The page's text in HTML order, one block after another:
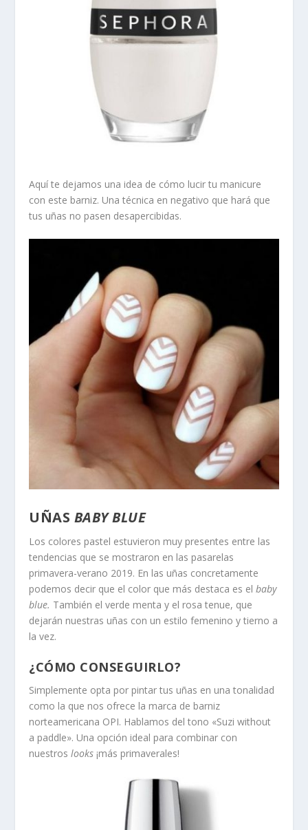
Aquí te dejamos una idea de cómo lucir tu manicure
con este barniz. Una técnica en negativo que hará que
tus uñas no pasen desapercibidas.
UÑAS BABY BLUE
Los colores pastel estuvieron muy presentes entre las
tendencias que se mostraron en las pasarelas
primavera-verano 2019. En las uñas concretamente
podemos decir que el color que más destaca es elbaby
blue. También el verde menta y el rosa tenue, que
dejarán nuestras uñas con un estilo femenino y tierno a
la vez.
¿CÓMO CONSEGUIRLO?
Simplemente opta por pintar tus uñas en una tonalidad
como la que nos ofrece la marca de barniz
norteamericana OPI. Hablamos del tono «Suzi without
a paddle». Una opción ideal para combinar con
nuestroslooks ¡más primaverales!